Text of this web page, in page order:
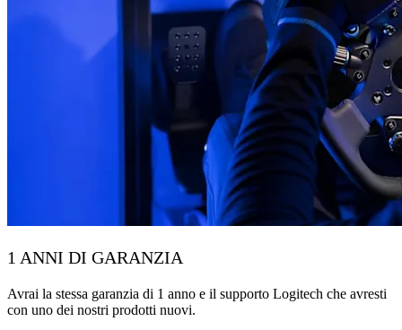
1 ANNI DI GARANZIA
Avrai la stessa garanzia di 1 anno e il supporto Logitech che avresti
con uno dei nostri prodotti nuovi.